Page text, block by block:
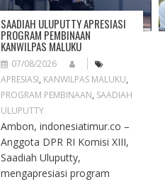
SAADIAH ULUPUTTY APRESIASI
PROGRAM PEMBINAAN
KANWILPAS MALUKU
07/08/2026
APRESIASI, KANWILPAS MALUKU,
PROGRAM PEMBINAAN, SAADIAH
ULUPUTTY
Ambon, indonesiatimur.co –
Anggota DPR RI Komisi XIII,
Saadiah Uluputty,
mengapresiasi program